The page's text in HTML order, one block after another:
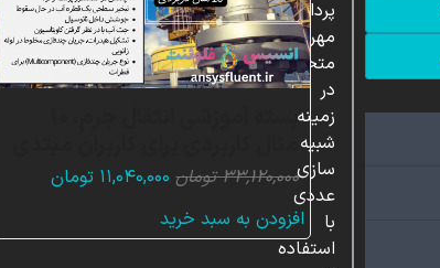
۳۳,۱۲۰,۰۰۰ تومان قیمت
۱۱,۰۴۰,۰۰۰ تومانقیمت
افزودن به سبد خرید
پردازشگران
مهر،
متخصص
در
زمینه
شبیه
سازی
عددی
با
استفاده